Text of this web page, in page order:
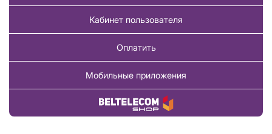
Кабинет пользователя
Оплатить
Мобильные приложения
Купить товар